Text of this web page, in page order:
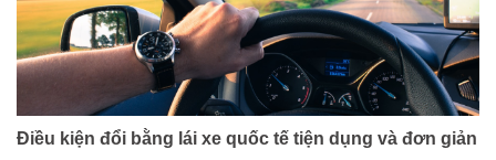
Điều kiện đổi bằng lái xe quốc tế tiện dụng và đơn giản